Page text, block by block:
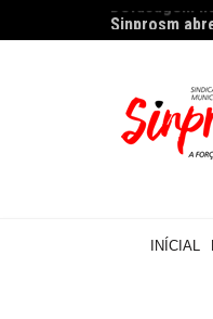
para
Sinprosm
INÍCIAL